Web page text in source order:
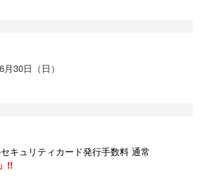
30日（日）
キュリティカード発行手数料 通常
!!